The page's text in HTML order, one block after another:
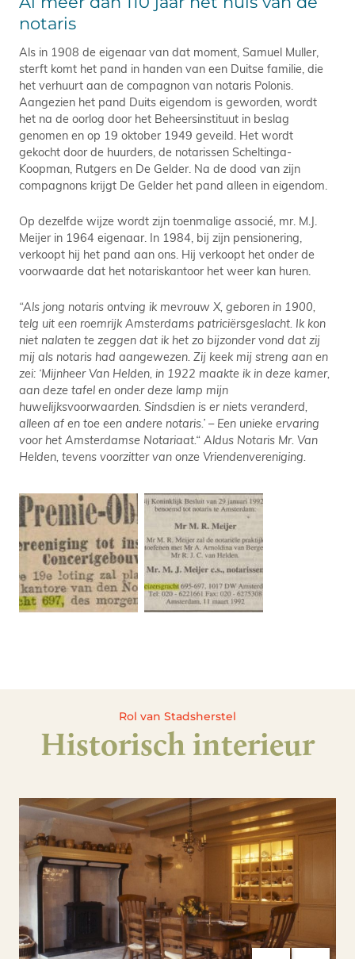
notaris
Als in 1908 de eigenaar van dat moment, Samuel Muller,
sterft komt het pand in handen van een Duitse familie, die
het verhuurt aan de compagnon van notaris Polonis.
Aangezien het pand Duits eigendom is geworden, wordt
het na de oorlog door het Beheersinstituut in beslag
genomen en op 19 oktober 1949 geveild. Het wordt
gekocht door de huurders, de notarissen Scheltinga-
Koopman, Rutgers en De Gelder. Na de dood van zijn
compagnons krijgt De Gelder het pand alleen in eigendom.
Op dezelfde wijze wordt zijn toenmalige associé, mr. M.J.
Meijer in 1964 eigenaar. In 1984, bij zijn pensionering,
verkoopt hij het pand aan ons. Hij verkoopt het onder de
voorwaarde dat het notariskantoor het weer kan huren.
“Als jong notaris ontving ik mevrouw X, geboren in 1900,
telg uit een roemrijk Amsterdams patriciërsgeslacht. Ik kon
niet nalaten te zeggen dat ik het zo bijzonder vond dat zij
mij als notaris had aangewezen. Zij keek mij streng aan en
zei: ‘Mijnheer Van Helden, in 1922 maakte ik in deze kamer,
aan deze tafel en onder deze lamp mijn
huwelijksvoorwaarden. Sindsdien is er niets veranderd,
alleen af en toe een andere notaris.’ – Een unieke ervaring
voor het Amsterdamse Notariaat.“ Aldus Notaris Mr. Van
Helden, tevens voorzitter van onze Vriendenvereniging.
Rol van Stadsherstel
Historisch interieur